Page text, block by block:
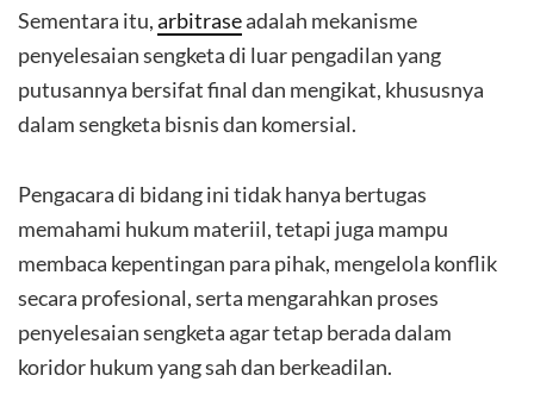
Sementara itu,arbitraseadalah mekanisme
penyelesaian sengketa di luar pengadilan yang
putusannya bersifat final dan mengikat, khususnya
dalam sengketa bisnis dan komersial.
Pengacara di bidang ini tidak hanya bertugas
memahami hukum materiil, tetapi juga mampu
membaca kepentingan para pihak, mengelola konflik
secara profesional, serta mengarahkan proses
penyelesaian sengketa agar tetap berada dalam
koridor hukum yang sah dan berkeadilan.